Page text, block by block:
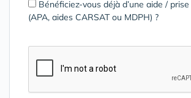
Bénéficiez-vous déjà d’une aide /
(APA, aides CARSAT ou MDPH) ?